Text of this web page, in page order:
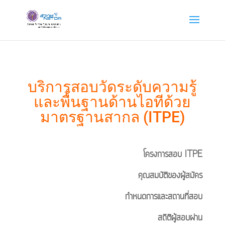
บริการสอบวัดระดับความรู้
และพื้นฐานด้านไอทีด้วย
มาตรฐานสากล (ITPE)
โครงการสอบ ITPE
คุณสมบัติของผู้สมัคร
กำหนดการและสถานที่สอบ
สถิติผู้สอบผ่าน